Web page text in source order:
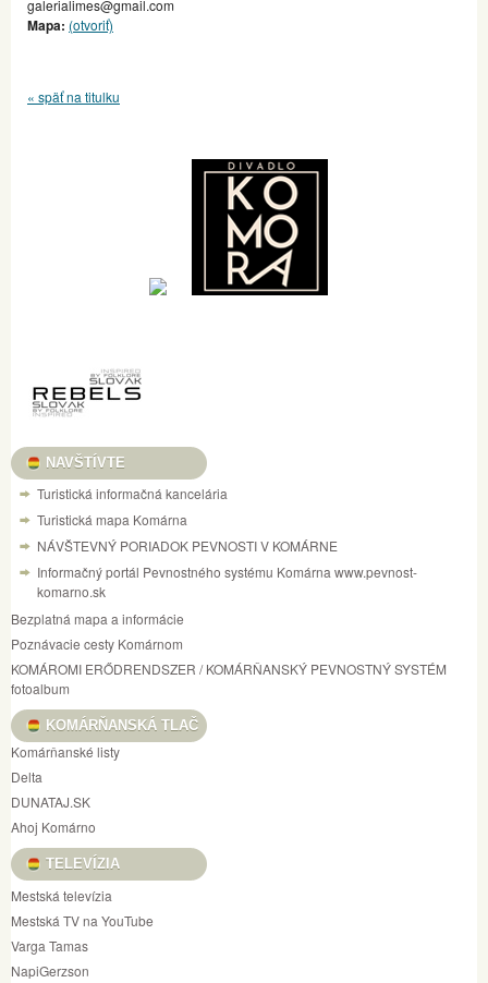
galerialimes@gmail.com
Mapa: (otvoriť)
« späť na titulku
NAVŠTÍVTE
Turistická informačná kancelária
Turistická mapa Komárna
NÁVŠTEVNÝ PORIADOK PEVNOSTI V KOMÁRNE
Informačný portál Pevnostného systému Komárna www.pevnost-
komarno.sk
Bezplatná mapa a informácie
Poznávacie cesty Komárnom
KOMÁROMI ERŐDRENDSZER / KOMÁRŇANSKÝ PEVNOSTNÝ SYSTÉM
fotoalbum
KOMÁRŇANSKÁ TLAČ
Komárňanské listy
Delta
DUNATAJ.SK
Ahoj Komárno
TELEVÍZIA
Mestská televízia
Mestská TV na YouTube
Varga Tamas
NapiGerzson